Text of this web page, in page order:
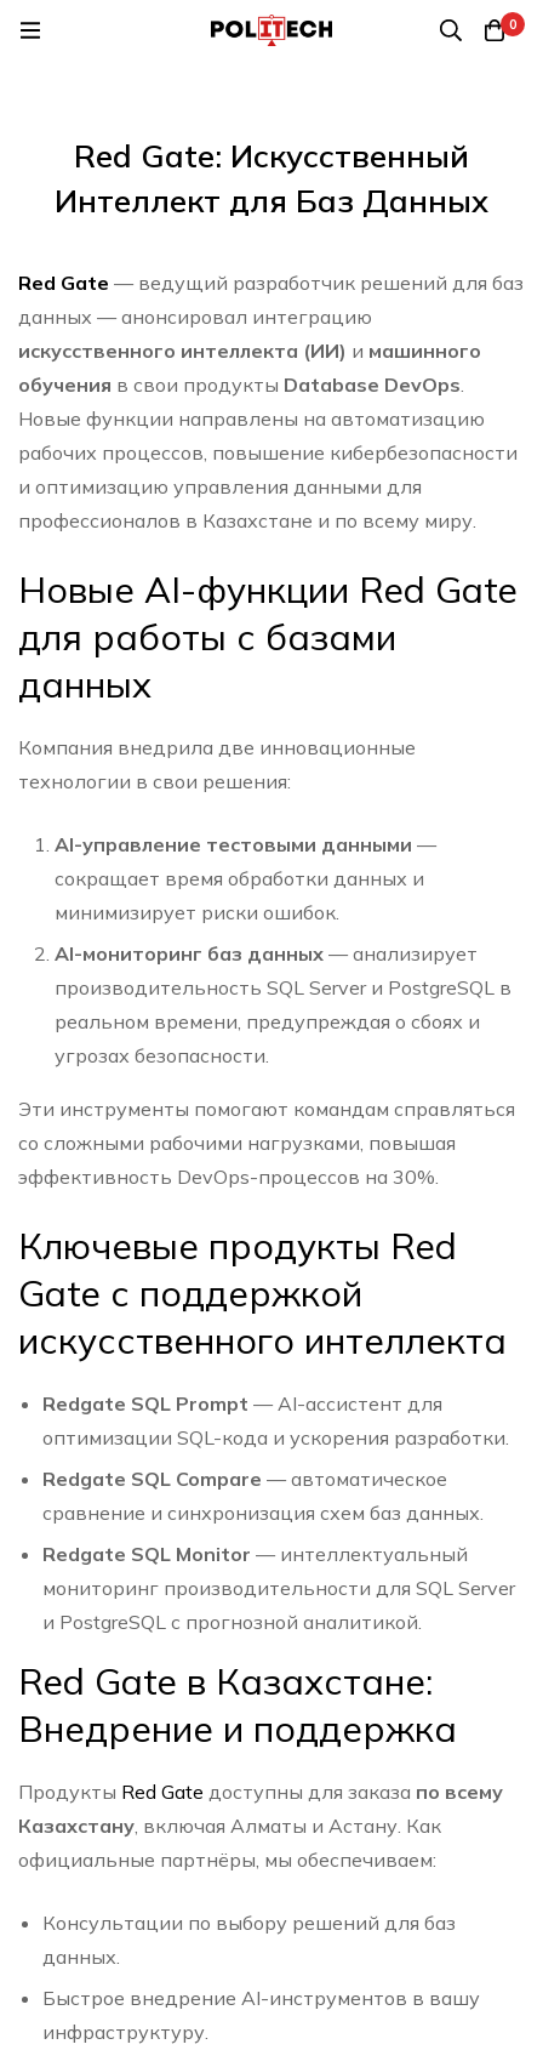
0
Red Gate: Искусственный
Интеллект для Баз Данных
Red Gate — ведущий разработчик решений для баз
данных — анонсировал интеграцию
искусственного интеллекта (ИИ) и машинного
обучения в свои продукты Database DevOps.
Новые функции направлены на автоматизацию
рабочих процессов, повышение кибербезопасности
и оптимизацию управления данными для
профессионалов в Казахстане и по всему миру.
Новые AI-функции Red Gate
для работы с базами
данных
Компания внедрила две инновационные
технологии в свои решения:
AI-управление тестовыми данными —
сокращает время обработки данных и
минимизирует риски ошибок.
AI-мониторинг баз данных — анализирует
производительность SQL Server и PostgreSQL в
реальном времени, предупреждая о сбоях и
угрозах безопасности.
Эти инструменты помогают командам справляться
со сложными рабочими нагрузками, повышая
эффективность DevOps-процессов на 30%.
Ключевые продукты Red
Gate с поддержкой
искусственного интеллекта
Redgate SQL Prompt — AI-ассистент для
оптимизации SQL-кода и ускорения разработки.
Redgate SQL Compare — автоматическое
сравнение и синхронизация схем баз данных.
Redgate SQL Monitor — интеллектуальный
мониторинг производительности для SQL Server
и PostgreSQL с прогнозной аналитикой.
Red Gate в Казахстане:
Внедрение и поддержка
Продукты Red Gate доступны для заказа по всему
Казахстану, включая Алматы и Астану. Как
официальные партнёры, мы обеспечиваем:
Консультации по выбору решений для баз
данных.
Быстрое внедрение AI-инструментов в вашу
инфраструктуру.